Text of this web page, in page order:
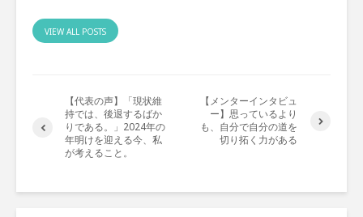
VIEW ALL POSTS
【代表の声】「現状維
持では、後退するばか
りである。」2024年の
年明けを迎える今、私
が考えること。
【メンターインタビュ
ー】思っているより
も、自分で自分の道を
切り拓く力がある